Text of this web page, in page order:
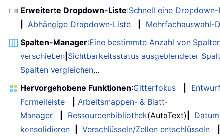
Erweiterte Dropdown-Liste:Schnell eine
Abhängige Dropdown-Liste
Mehrfachauswahl-
Spalten-Manager:Eine bestimmte Anzahl von
verschieben Sichtbarkeitsstatus ausgeblendeter
Spalten vergleichen...
Hervorgehobene Funktionen:Gitterfokus
Entwurf
Formelleiste
Arbeitsmappen- & Blatt-
Manager
Ressourcenbibliothek(AutoText)
konsolidieren
Verschlüsseln/Zellen entschlüsseln